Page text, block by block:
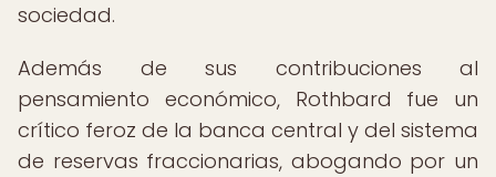
sociedad.
Además de sus contribuciones al
pensamiento económico, Rothbard fue un
crítico feroz de la banca central y del sistema
de reservas fraccionarias, abogando por un